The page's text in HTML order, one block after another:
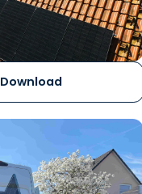
Download